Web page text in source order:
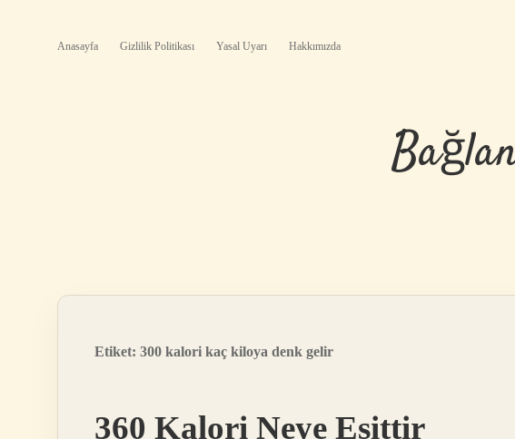
Anasayfa Gizlilik Politikası Yasal Uyarı Hakkımızda
Etiket: 300 kalori kaç kiloya denk gelir
360 Kalori Neye Eşittir